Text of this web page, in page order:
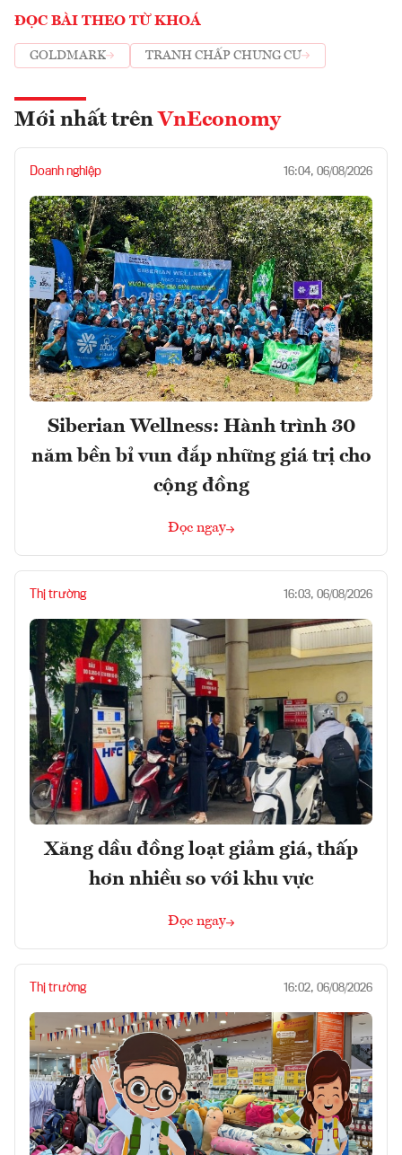
ĐỌC BÀI THEO TỪ KHOÁ
GOLDMARK TRANH CHẤP CHUNG CƯ
Mới nhất trên VnEconomy
Doanh nghiệp 16:04, 06/08/2026
Siberian Wellness: Hành trình 30
năm bền bỉ vun đắp những giá trị cho
cộng đồng
Đọc ngay
Thị trường 16:03, 06/08/2026
Xăng dầu đồng loạt giảm giá, thấp
hơn nhiều so với khu vực
Đọc ngay
Thị trường 16:02, 06/08/2026